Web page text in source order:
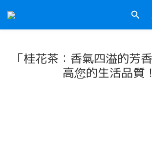
「桂花茶：香氣四溢的芳
高您的生活品質！